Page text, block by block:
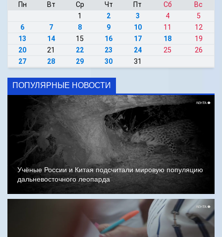
Пн Вт Ср Чт Пт Сб
Вс
1
2 3 4
5
6
7 8 9 10 11
12
13
14 15 16 17 18
19
20
21 22 23 24 25
26
27
28 29 30 31
ПОПУЛЯРНЫЕ НОВОСТИ
Учёные России и Китая подсчитали мировую популяцию
дальневосточного леопарда